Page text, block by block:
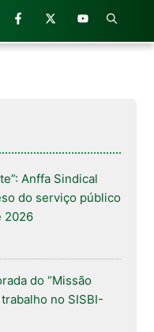
Anffa Sindical
do serviço público
2026
do “Missão
trabalho no SISBI-